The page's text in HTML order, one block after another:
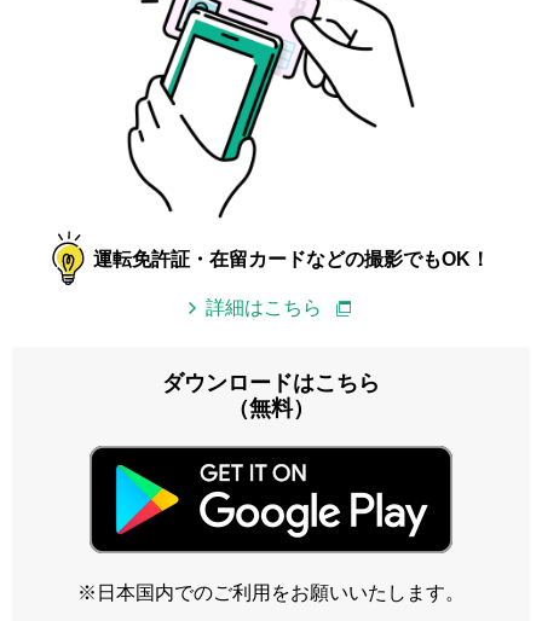
運転免許証・在留カードなどの撮影でもOK！
詳細はこちら
ダウンロードはこちら
（無料）
※日本国内でのご利用をお願いいたします。